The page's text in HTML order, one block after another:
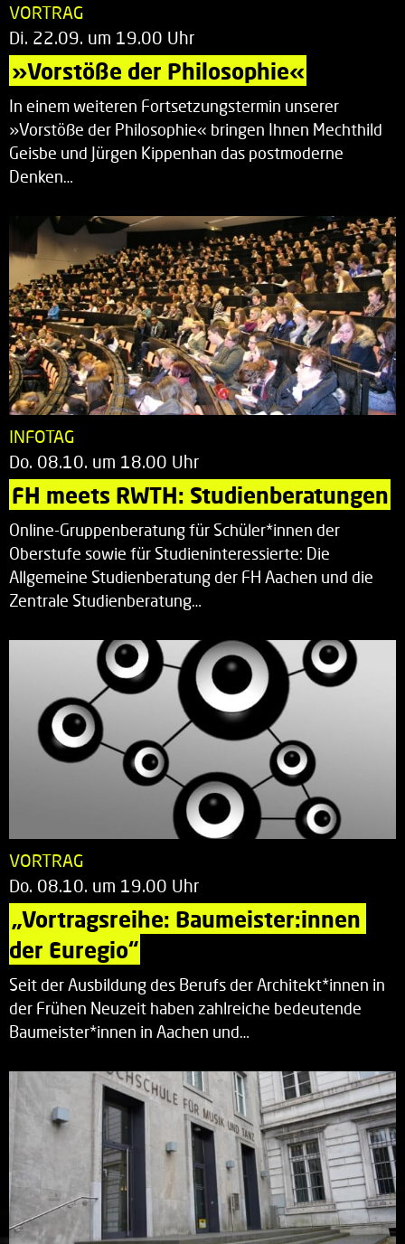
VORTRAG
Di. 22.09. um 19.00 Uhr
»Vorstöße der Philosophie«
In einem weiteren Fortsetzungstermin unserer
»Vorstöße der Philosophie« bringen Ihnen Mechthild
Geisbe und Jürgen Kippenhan das postmoderne
Denken…
INFOTAG
Do. 08.10. um 18.00 Uhr
FH meets RWTH: Studienberatungen
Online-Gruppenberatung für Schüler*innen der
Oberstufe sowie für Studieninteressierte: Die
Allgemeine Studienberatung der FH Aachen und die
Zentrale Studienberatung…
VORTRAG
Do. 08.10. um 19.00 Uhr
„Vortragsreihe: Baumeister:innen
der Euregio“
Seit der Ausbildung des Berufs der Architekt*innen in
der Frühen Neuzeit haben zahlreiche bedeutende
Baumeister*innen in Aachen und…